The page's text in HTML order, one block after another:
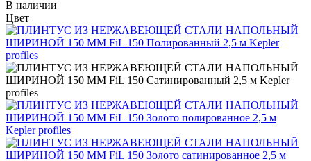
В наличии
Цвет